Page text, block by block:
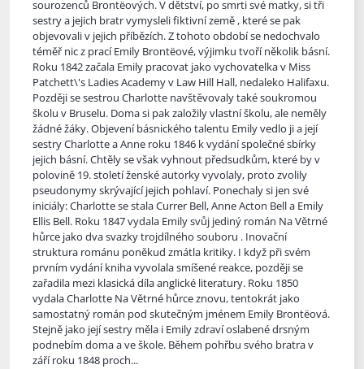
sourozenců Brontëových. V dětství, po smrti své matky, si tři
sestry a jejich bratr vymysleli fiktivní země , které se pak
objevovali v jejich příbězích. Z tohoto období se nedochvalo
téměř nic z prací Emily Brontëové, výjimku tvoří několik básní.
Roku 1842 začala Emily pracovat jako vychovatelka v Miss
Patchett\'s Ladies Academy v Law Hill Hall, nedaleko Halifaxu.
Později se sestrou Charlotte navštěvovaly také soukromou
školu v Bruselu. Doma si pak založily vlastní školu, ale neměly
žádné žáky. Objevení básnického talentu Emily vedlo ji a její
sestry Charlotte a Anne roku 1846 k vydání společné sbírky
jejich básní. Chtěly se však vyhnout předsudkům, které by v
polovině 19. století ženské autorky vyvolaly, proto zvolily
pseudonymy skrývající jejich pohlaví. Ponechaly si jen své
iniciály: Charlotte se stala Currer Bell, Anne Acton Bell a Emily
Ellis Bell. Roku 1847 vydala Emily svůj jediný román Na Větrné
hůrce jako dva svazky trojdílného souboru . Inovační
struktura románu poněkud zmátla kritiky. I když při svém
prvním vydání kniha vyvolala smíšené reakce, později se
zařadila mezi klasická díla anglické literatury. Roku 1850
vydala Charlotte Na Větrné hůrce znovu, tentokrát jako
samostatný román pod skutečným jménem Emily Brontëová.
Stejně jako její sestry měla i Emily zdraví oslabené drsným
podnebím doma a ve škole. Během pohřbu svého bratra v
září roku 1848 proch...